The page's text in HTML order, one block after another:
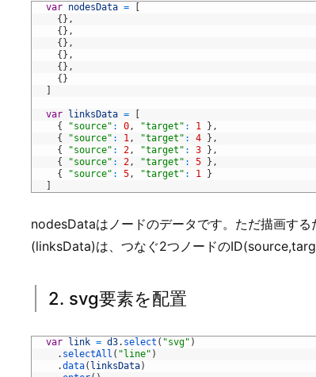
var nodesData =
[
{} ,
{} ,
{} ,
{} ,
{} ,
{}
]
var linksData =
[
{
"source" : 0 , "target" : 1 } ,
{
"source" : 1 , "target" : 4 } ,
{
"source" : 2 , "target" : 3 } ,
{
"source" : 2 , "target" : 5 } ,
{
"source" : 5 , "target" : 1
}
]
nodesDataはノードのデータです。ただ描画す
(linksData)は、つなぐ2つノードの
2. svg要素を配置
var link = d3. select ( "svg" )
. selectAll ( "line" )
.data( linksData)